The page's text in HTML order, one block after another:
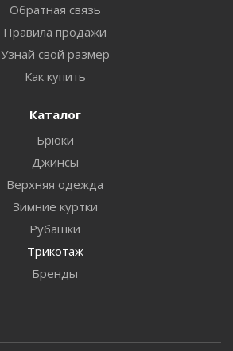
Обратная связь
Правила продажи
Узнай свой размер
Как купить
Каталог
Брюки
Джинсы
Верхняя одежда
Зимние куртки
Рубашки
Трикотаж
Бренды